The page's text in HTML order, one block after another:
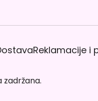
Reklamacije i
zadržana.